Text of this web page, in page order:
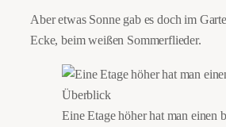
Aber etwas Sonne gab es doch im
Ecke, beim weißen Sommerflieder.
Eine Etage höher hat man einen